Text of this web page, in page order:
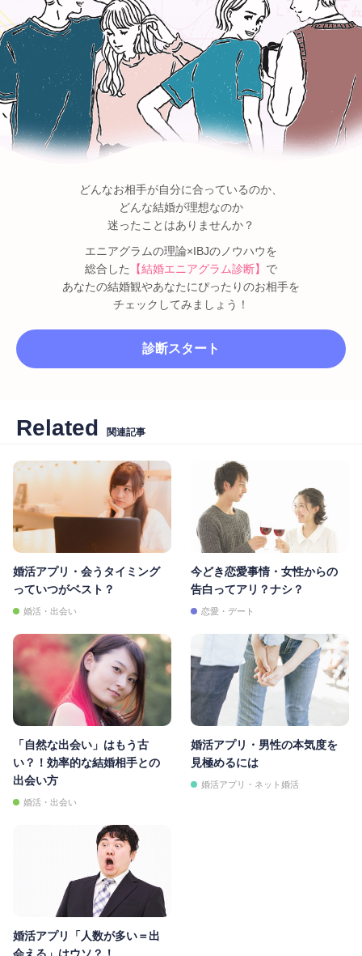
どんなお相手が自分に合っているのか、
どんな結婚が理想なのか
迷ったことはありませんか？
エニアグラムの理論×IBJのノウハウを
総合した
【結婚エニアグラム診断】 で
あなたの結婚観やあなたにぴったりのお相手を
チェックしてみましょう！
診断スタート
Related 関連記事
婚活アプリ・会うタイミング
っていつがベスト？
婚活・出会い
今どき恋愛事情・女性からの
告白ってアリ？ナシ？
恋愛・デート
「自然な出会い」はもう古
い？！効率的な結婚相手との
出会い方
婚活・出会い
婚活アプリ・男性の本気度を
見極めるには
婚活アプリ・ネット婚活
婚活アプリ「人数が多い＝出
会える」はウソ？！